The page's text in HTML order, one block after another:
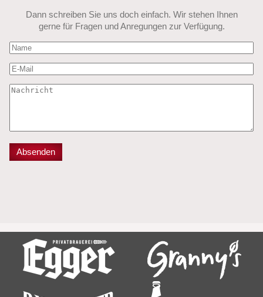
Dann schreiben Sie uns doch einfach. Wir stehen Ihnen
gerne für Fragen und Anregungen zur Verfügung.